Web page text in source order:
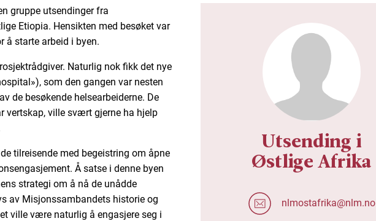
gruppe utsendinger fra
Etiopia. Hensikten med besøket var
å starte arbeid i byen.
Naturlig nok fikk det nye
som den gangen var nesten
de besøkende helsearbeiderne. De
vertskap, ville svært gjerne ha hjelp
tilreisende med begeistring om åpne
Å satse i denne byen
strategi om å nå de unådde
av Misjonssambandets historie og
ville være naturlig å engasjere seg i
Utsending i
Østlige Afrika
nlmostafrika@nlm.no